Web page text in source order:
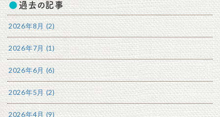
過去の記事
2026年8月 (2)
2026年7月 (1)
2026年6月 (6)
2026年5月 (2)
2026年4月 (9)